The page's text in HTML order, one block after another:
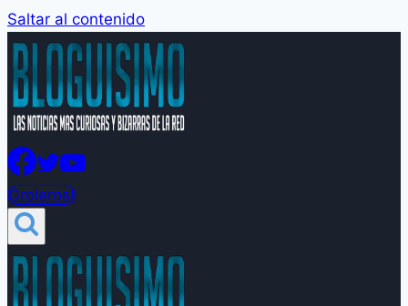
Saltar al contenido
Groleros!